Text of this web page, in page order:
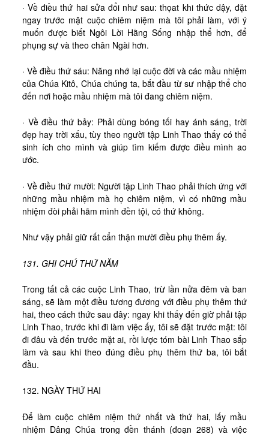
· Về điều thứ hai sửa đổi như sau: thọat khi thức dậy, đặt
ngay trước mặt cuộc chiêm niệm mà tôi phải làm, với ý
muốn được biết Ngôi Lời Hằng Sống nhập thể hơn, để
phụng sự và theo chân Ngài hơn.
· Về điều thứ sáu: Năng nhớ lại cuộc đời và các mầu nhiệm
của Chúa Kitô, Chúa chúng ta, bắt đầu từ sư nhập thể cho
đến nơi hoặc mầu nhiệm mà tôi đang chiêm niệm.
· Về điều thứ bảy: Phải dùng bóng tối hay ánh sáng, trời
đẹp hay trời xấu, tùy theo người tập Linh Thao thấy có thể
sinh ích cho mình và giúp tìm kiếm được điều mình ao
ước.
· Về điều thứ mười: Người tập Linh Thao phải thích ứng với
những mầu nhiệm mà họ chiêm niệm, vì có những mầu
nhiệm đòi phải hãm mình đền tội, có thứ không.
Như vậy phải giữ rất cẩn thận mười điều phụ thêm ấy.
131. GHI CHÚ THỨ NĂM
Trong tất cả các cuộc Linh Thao, trừ lần nửa đêm và ban
sáng, sẽ làm một điều tương đương với điều phụ thêm thứ
hai, theo cách thức sau đây: ngay khi thấy đến giờ phải tập
Linh Thao, trước khi đi làm việc ấy, tôi sẽ đặt trước mặt: tôi
đi đâu và đến trước mặt ai, rồi lược tóm bài Linh Thao sắp
làm và sau khi theo đúng điều phụ thêm thứ ba, tôi bắt
đầu.
132. NGÀY THỨ HAI
Để làm cuộc chiêm niệm thứ nhất và thứ hai, lấy mầu
nhiệm Dâng Chúa trong đền thánh (đoạn 268) và việc